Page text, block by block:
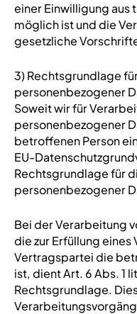
einer Einwilligung aus
möglich ist und die
gesetzliche
3) Rechtsgrundlage
personenbezogener
Soweit wir für
personenbezogener
betroffenen Person
EU-
Rechtsgrundlage für
personenbezogener
Bei der Verarbeitung
die zur Erfüllung
Vertragspartei die
ist, dient Art. 6 Abs. 1
Rechtsgrundlage.